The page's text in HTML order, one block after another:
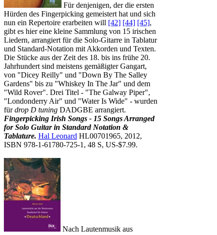
Für denjenigen, der die ersten
Hürden des Fingerpicking gemeistert hat und sich
nun ein Repertoire erarbeiten will [42] [44] [45],
gibt es hier eine kleine Sammlung von 15 irischen
Liedern, arrangiert für die Solo-Gitarre in Tablatur
und Standard-Notation mit Akkorden und Texten.
Die Stücke aus der Zeit des 18. bis ins frühe 20.
Jahrhundert sind meistens gemäßigter Gangart,
von "Dicey Reilly" und "Down By The Salley
Gardens" bis zu "Whiskey In The Jar" und dem
"Wild Rover". Drei Titel - "The Galway Piper",
"Londonderry Air" und "Water Is Wide" - wurden
fürdrop D tuning DADGBE arrangiert.
Fingerpicking Irish Songs - 15 Songs Arranged
for Solo Guitar in Standard Notation &
Tablature. Hal Leonard HL00701965, 2012,
ISBN 978-1-61780-725-1, 48 S, US-$7.99.
Nach Lautenmusik aus